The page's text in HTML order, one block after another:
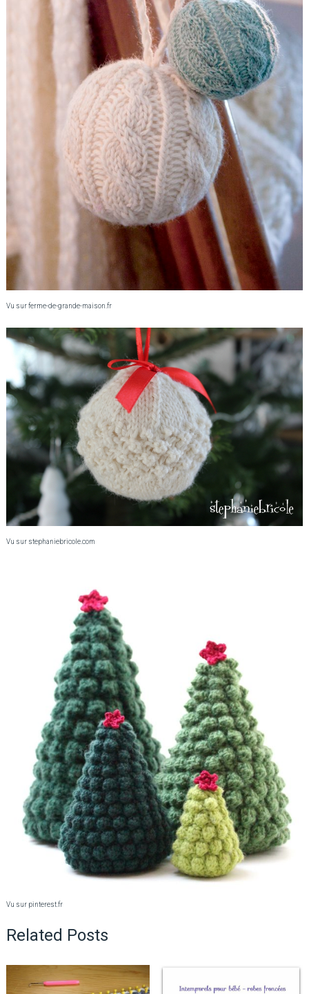
Vu sur ferme-de-grande-maison.fr
Vu sur stephaniebricole.com
Vu sur pinterest.fr
Related Posts